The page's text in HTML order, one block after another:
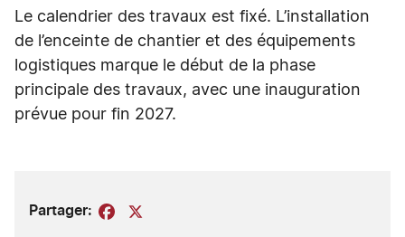
Le calendrier des travaux est fixé. L’installation
de l’enceinte de chantier et des équipements
logistiques marque le début de la phase
principale des travaux, avec une inauguration
prévue pour fin 2027.
Partager: Facebook